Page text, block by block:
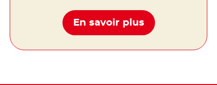
En savoir plus